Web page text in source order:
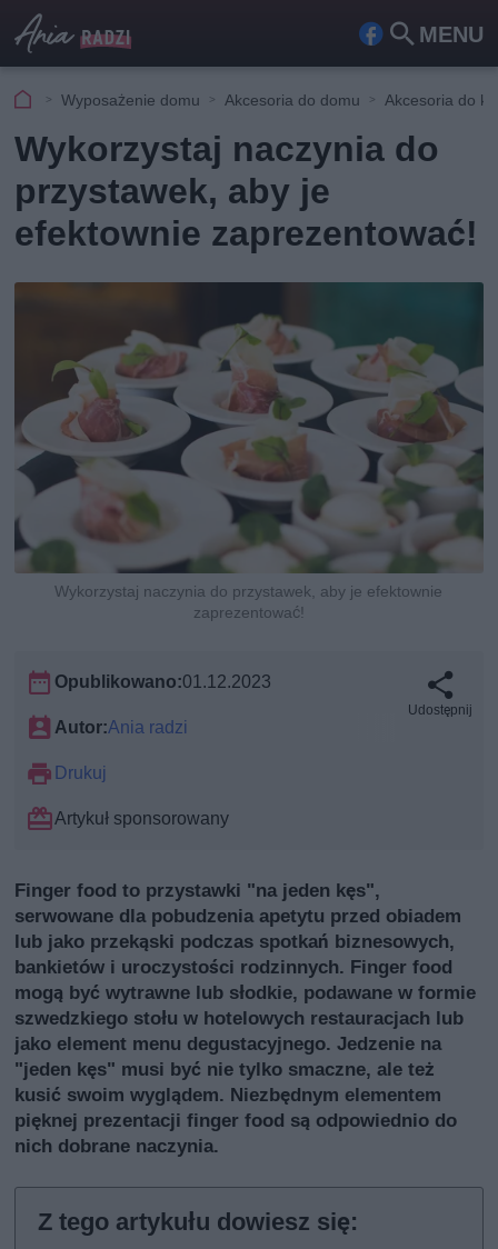
MENU
Fa
ook
Szu
kaj
Wyposażenie domu Akcesoria do domu Akcesoria do
Wykorzystaj naczynia do
przystawek, aby je
efektownie zaprezentować!
Wykorzystaj naczynia do przystawek, aby je efektownie
zaprezentować!
Opublikowano:01.12.2023
Autor:Ania radzi
Drukuj
Artykuł sponsorowany
Udostępnij
Finger food to przystawki "na jeden kęs",
serwowane dla pobudzenia apetytu przed obiadem
lub jako przekąski podczas spotkań biznesowych,
bankietów i uroczystości rodzinnych. Finger food
mogą być wytrawne lub słodkie, podawane w formie
szwedzkiego stołu w hotelowych restauracjach lub
jako element menu degustacyjnego. Jedzenie na
"jeden kęs" musi być nie tylko smaczne, ale też
kusić swoim wyglądem. Niezbędnym elementem
pięknej prezentacji finger food są odpowiednio do
nich dobrane naczynia.